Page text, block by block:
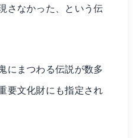
さなかった、という伝
にまつわる伝説が数多
要文化財にも指定され